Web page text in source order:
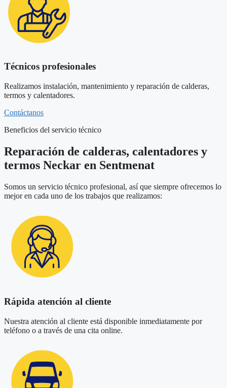
Técnicos profesionales
Realizamos instalación, mantenimiento y reparación de calderas,
termos y calentadores.
Contáctanos
Beneficios del servicio técnico
Reparación de calderas, calentadores y
termos Neckar en Sentmenat
Somos un servicio técnico profesional, así que siempre ofrecemos lo
mejor en cada uno de los trabajos que realizamos:
Rápida atención al cliente
Nuestra atención al cliente está disponible inmediatamente por
teléfono o a través de una cita online.